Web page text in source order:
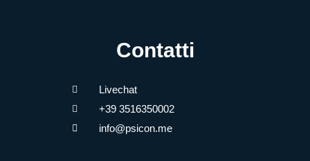
Contatti
Livechat
+39 3516350002
info@psicon.me